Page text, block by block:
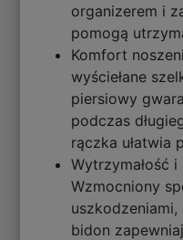
organizerem i
pomogą
Komfort
wyściełane
piersiowy
podczas
rączka ułatwia
Wytrzymałość
Wzmocniony
bidon